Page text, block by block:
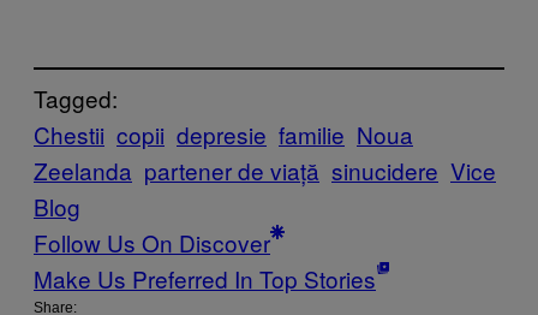
Tagged:
Chestii copii depresie familie Noua
Zeelanda partener de viață sinucidere Vice
Blog
Follow Us On Discover
Make Us Preferred In Top Stories
Share: